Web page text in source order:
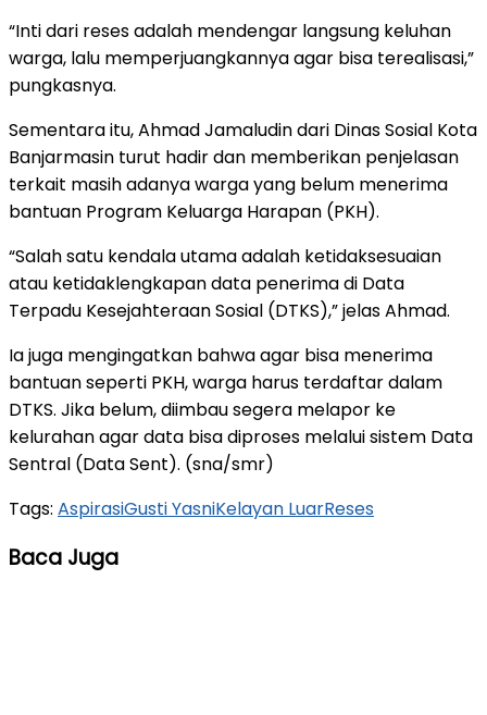
“Inti dari reses adalah mendengar langsung keluhan
warga, lalu memperjuangkannya agar bisa terealisasi,”
pungkasnya.
Sementara itu, Ahmad Jamaludin dari Dinas Sosial Kota
Banjarmasin turut hadir dan memberikan penjelasan
terkait masih adanya warga yang belum menerima
bantuan Program Keluarga Harapan (PKH).
“Salah satu kendala utama adalah ketidaksesuaian
atau ketidaklengkapan data penerima di Data
Terpadu Kesejahteraan Sosial (DTKS),” jelas Ahmad.
Ia juga mengingatkan bahwa agar bisa menerima
bantuan seperti PKH, warga harus terdaftar dalam
DTKS. Jika belum, diimbau segera melapor ke
kelurahan agar data bisa diproses melalui sistem Data
Sentral (Data Sent). (sna/smr)
Tags: AspirasiGusti YasniKelayan LuarReses
Baca Juga